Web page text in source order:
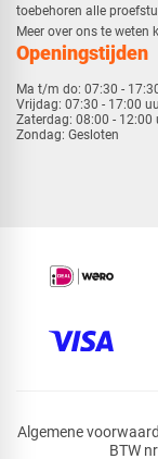
toebehoren alle
​​Meer over ons te weten
Openingstijden
Ma t/m do: 07:30 -
Vrijdag: 07:30 - 17:00
Zaterdag: 08:00 - 12:00
Zondag: Gesloten
Algemene
BTW